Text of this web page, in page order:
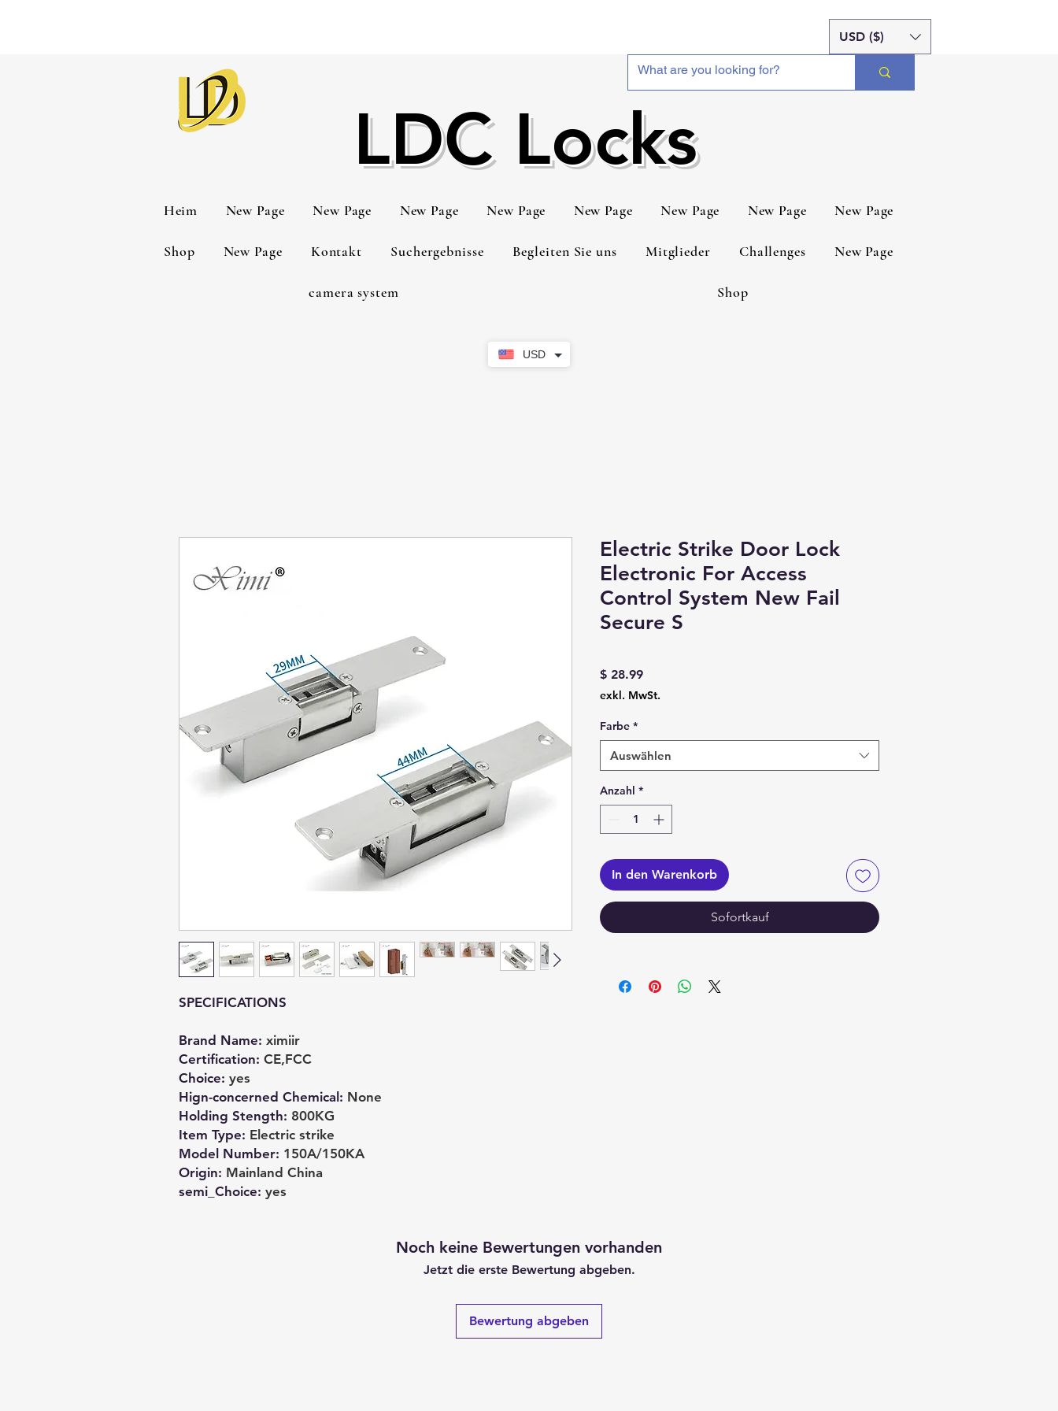
USD
USD ($)
LDC Locks
Heim New Page New Page New Page New Page New Page New Page New Page New Page
Shop New Page Kontakt Suchergebnisse Begleiten Sie uns Mitglieder Challenges New Page
camera system Shop
SPECIFICATIONS
Brand Name: ximiir
Certification: CE,FCC
Choice: yes
Hign-concerned Chemical : None
Holding Stength: 800KG
Item Type: Electric strike
Model Number: 150A/150KA
Origin: Mainland China
semi_Choice: yes
Electric Strike Door Lock
Electronic For Access
Control System New Fail
Secure S
$ 28.99Preis
exkl. MwSt.
Farbe *
Auswählen
Anzahl *
In den Warenkorb
Sofortkauf
Noch keine Bewertungen vorhanden
Jetzt die erste Bewertung abgeben.
Bewertung abgeben